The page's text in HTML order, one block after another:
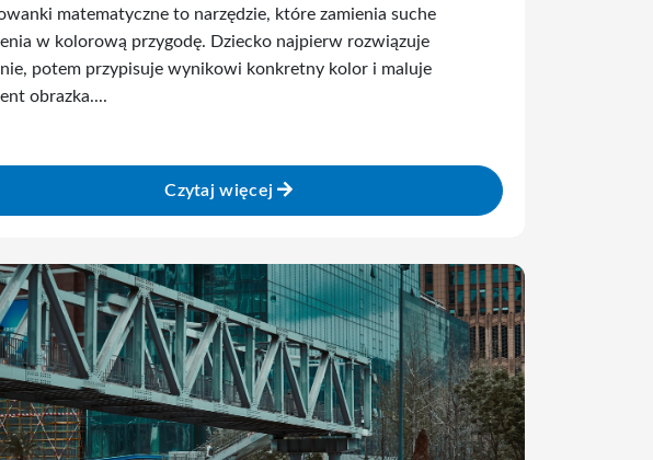
matematyczne to narzędzie, które zamienia suche
w kolorową przygodę. Dziecko najpierw rozwiązuje
potem przypisuje wynikowi konkretny kolor i maluje
obrazka....
Czytaj więcej